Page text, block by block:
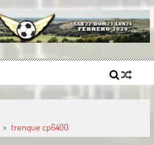
Campeones
equipos de fútbol sintético del país.
> trenque cp6400